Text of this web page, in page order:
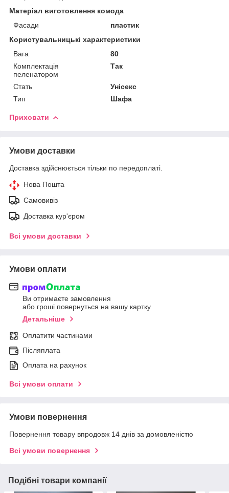
Матеріал виготовлення комода
Фасади
пластик
Користувальницькі характеристики
Вага
80
Комплектація
пеленатором
Так
Стать
Унісекс
Тип
Шафа
Приховати
Умови доставки
Доставка здійснюється тільки по передоплаті.
Нова Пошта
Самовивіз
Доставка кур'єром
Всі умови доставки
Умови оплати
Ви отримаєте замовлення
або гроші повернуться на вашу картку
Детальніше
Оплатити частинами
Післяплата
Оплата на рахунок
Всі умови оплати
Умови повернення
Повернення товару впродовж 14 днів за домовленістю
Всі умови повернення
Подібні товари компанії